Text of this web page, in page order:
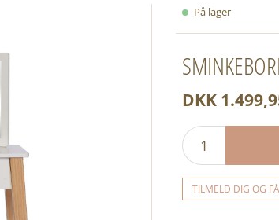
På lager
DKK
TILMELD DIG OG